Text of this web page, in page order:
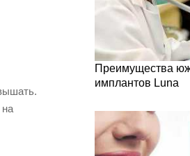
на
Преимущества
имплантов Luna